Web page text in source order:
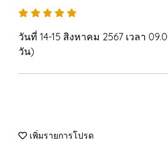
วันที่ 14-15 สิงหาคม 2567 เวลา
วัน)
เพิ่มรายการโปรด